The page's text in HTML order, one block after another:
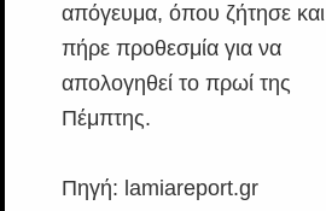
απόγευμα, όπου ζήτησε και
πήρε προθεσμία για να
απολογηθεί το πρωί της
Πέμπτης.
Πηγή: lamiareport.gr